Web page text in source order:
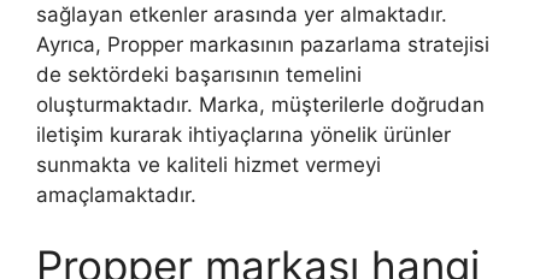
sağlayan etkenler arasında yer almaktadır.
Ayrıca, Propper markasının pazarlama stratejisi
de sektördeki başarısının temelini
oluşturmaktadır. Marka, müşterilerle doğrudan
iletişim kurarak ihtiyaçlarına yönelik ürünler
sunmakta ve kaliteli hizmet vermeyi
amaçlamaktadır.
Propper markası hangi